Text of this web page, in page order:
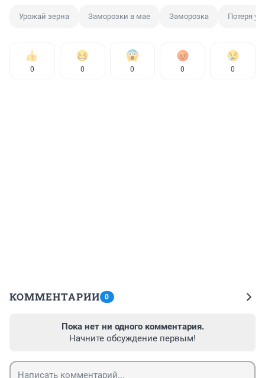
Урожай зерна Заморозки в мае Заморозка Потеря
0 0 0 0 0
КОММЕНТАРИИ 0
Пока нет ни одного комментария.
Начните обсуждение первым!